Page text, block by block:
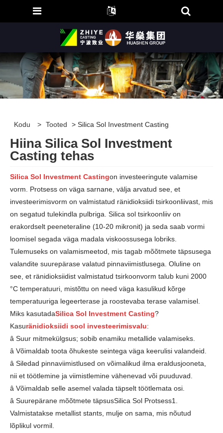
Kodu > Tooted > Silica Sol Investment Casting
Hiina Silica Sol Investment
Casting tehas
Silica Sol Investment Castingon investeeringute valamise
vorm. Protsess on väga sarnane, välja arvatud see, et
investeerimisvorm on valmistatud ränidioksiidi tsirkoonliivast, mis
on segatud tulekindla pulbriga. Silica sol tsirkoonliiv on
erakordselt peeneteraline (10-20 mikronit) ja seda saab vormi
loomisel segada väga madala viskoossusega lobriks.
Tulemuseks on valamismeetod, mis tagab mõõtmete täpsusega
valandite suurepärase valatud pinnaviimistlusega. Oluline on
see, et ränidioksiidist valmistatud tsirkoonvorm talub kuni 2000
°C temperatuuri, mistõttu on need väga kasulikud kõrge
temperatuuriga legeerterase ja roostevaba terase valamisel.
Miks kasutadaSilica Sol Investment Casting?
Kasuränidioksiidi sool investeerimisvalu:
â Suur mitmekülgsus; sobib enamiku metallide valamiseks.
â Võimaldab toota õhukeste seintega väga keerulisi valandeid.
â Siledad pinnaviimistlused on võimalikud ilma eraldusjooneta,
nii et töötlemine ja viimistlemine vähenevad või puuduvad.
â Võimaldab selle asemel valada täpselt töötlemata osi.
â Suurepärane mõõtmete täpsusSilica Sol Protsess1.
Valmistatakse metallist stants, mulje on sama, mis nõutud
lõplikul vormil.